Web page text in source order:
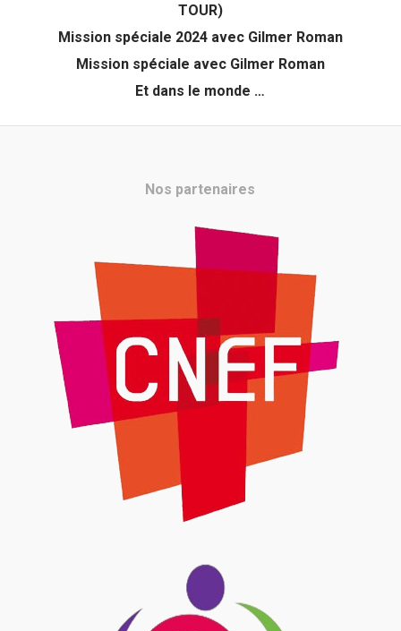
TOUR)
Mission spéciale 2024 avec Gilmer Roman
Mission spéciale avec Gilmer Roman
Et dans le monde …
Nos partenaires